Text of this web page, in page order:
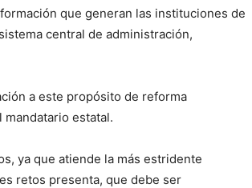
que generan las instituciones de
central de administración,
a este propósito de reforma
estatal.
ya que atiende la más estridente
retos presenta, que debe ser